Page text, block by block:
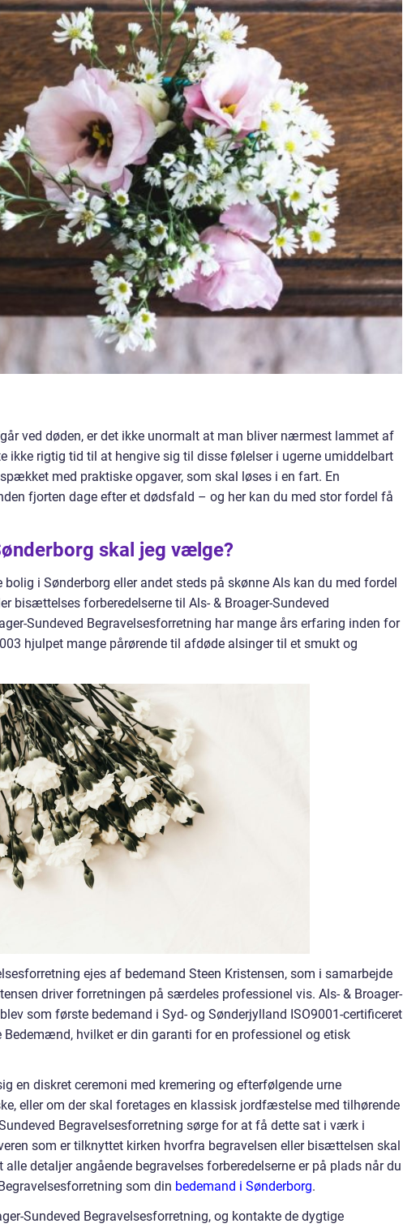
ved døden, er det ikke unormalt at man bliver nærmest lammet af
ikke rigtig tid til at hengive sig til disse følelser i ugerne umiddelbart
med praktiske opgaver, som skal løses i en fart. En
fjorten dage efter et dødsfald – og her kan du med stor fordel få
skal jeg vælge?
i Sønderborg eller andet steds på skønne Als kan du med fordel
bisættelses forberedelserne til Als- & Broager-Sundeved
Sundeved Begravelsesforretning har mange års erfaring inden for
hjulpet mange pårørende til afdøde alsinger til et smukt og
ejes af bedemand Steen Kristensen, som i samarbejde
driver forretningen på særdeles professionel vis. Als- & Broager-
som første bedemand i Syd- og Sønderjylland ISO9001-certificeret
Bedemænd, hvilket er din garanti for en professionel og etisk
en diskret ceremoni med kremering og efterfølgende urne
eller om der skal foretages en klassisk jordfæstelse med tilhørende
Begravelsesforretning sørge for at få dette sat i værk i
som er tilknyttet kirken hvorfra begravelsen eller bisættelsen skal
detaljer angående begravelses forberedelserne er på plads når du
som din bedemand i Sønderborg.
Sundeved Begravelsesforretning, og kontakte de dygtige